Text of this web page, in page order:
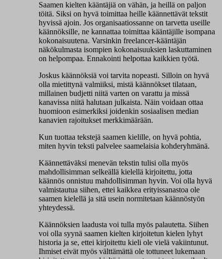
Saamen kielten kääntäjiä on vähän, ja heillä on paljon
töitä. Siksi on hyvä toimittaa heille käännettävät tekstit
hyvissä ajoin. Jos organisaatiossanne on tarvetta useille
käännöksille, ne kannattaa toimittaa kääntäjille isompana
kokonaisuutena. Varsinkin freelancer-kääntäjän
näkökulmasta isompien kokonaisuuksien laskuttaminen
on helpompaa. Ennakointi helpottaa kaikkien työtä.
Joskus käännöksiä voi tarvita nopeasti. Silloin on hyvä
olla mietittynä valmiiksi, mistä käännökset tilataan,
millainen budjetti niitä varten on varattu ja missä
kanavissa niitä halutaan julkaista. Näin voidaan ottaa
huomioon esimerkiksi joidenkin sosiaalisen median
kanavien rajoitukset merkkimäärään.
Kun tuottaa tekstejä saamen kielille, on hyvä pohtia,
miten hyvin teksti palvelee saamelaisia kohderyhmänä.
Käännettäväksi menevän tekstin tulisi olla myös
mahdollisimman selkeällä kielellä kirjoitettu, jotta
käännös onnistuu mahdollisimman hyvin. Voi olla hyvä
valmistautua siihen, ettei kaikkea erityissanastoa ole
saamen kielellä ja sitä usein normitetaan käännöstyön
yhteydessä.
Käännöksien laadusta voi tulla myös palautetta. Siihen
voi olla syynä saamen kielten kirjoitetun kielen lyhyt
historia ja se, ettei kirjoitettu kieli ole vielä vakiintunut.
Ihmiset eivät myös välttämättä ole tottuneet lukemaan